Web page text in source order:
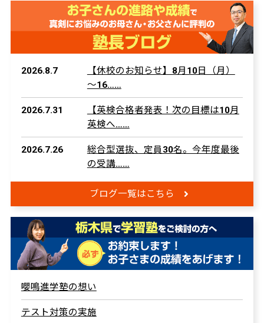
2026.8.7
【休校のお知らせ】8月10日（月）
～16……
2026.7.31
【英検合格者発表！次の目標は10月
英検へ……
2026.7.26
総合型選抜、定員30名。今年度最後
の受講……
ブログ一覧はこちら
嚶鳴進学塾の想い
テスト対策の実施